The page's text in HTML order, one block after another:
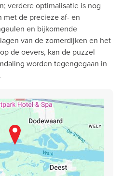
verdere optimalisatie is nog
met de precieze af- en
en bijkomende
van de zomerdijken en het
de oevers, kan de puzzel
worden tegengegaan in
.